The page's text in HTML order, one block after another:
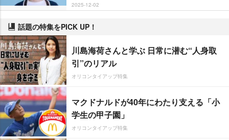
2025-12-02
話題の特集をPICK UP！
川島海荷さんと学ぶ 日常に潜む“人身取
引”のリアル
オリコンタイアップ特集
マクドナルドが40年にわたり支える「小
学生の甲子園」
オリコンタイアップ特集